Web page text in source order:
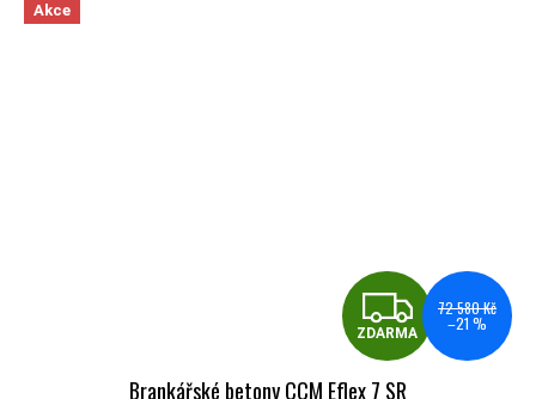
Akce
ZDARMA
72 580 Kč
–21 %
Brankářské betony CCM Eflex 7 SR